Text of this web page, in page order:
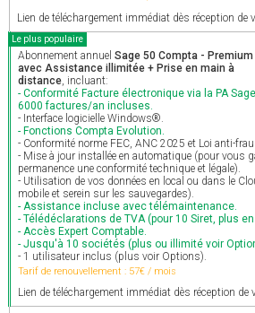
Lien de téléchargement immédiat dès réception de
Le plus populaire
Abonnement annuel Sage 50 Compta - Premium
avec Assistance illimitée + Prise en main à
distance, incluant:
- Conformité Facture électronique via la PA
6000 factures/an incluses.
- Interface logicielle Windows®.
- Fonctions Compta Evolution.
- Conformité norme FEC, ANC 2025 et Loi anti-
- Mise à jour installée en automatique (pour vous
permanence une conformité technique et légale).
- Utilisation de vos données en local ou dans le
mobile et serein sur les sauvegardes).
- Assistance incluse avec télémaintenance.
- Télédéclarations de TVA (pour 10 Siret, plus
- Accès Expert Comptable.
- Jusqu'à 10 sociétés (plus ou illimité voir
- 1 utilisateur inclus (plus voir Options).
Tarif de renouvellement : 57€ / mois
Lien de téléchargement immédiat dès réception de